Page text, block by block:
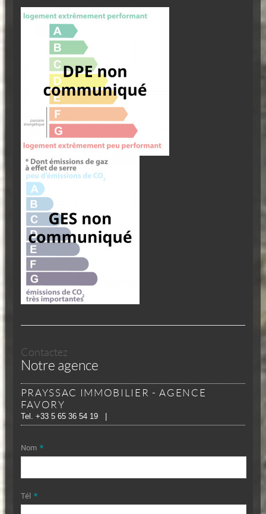
Contactez
Notre agence
PRAYSSAC IMMOBILIER - AGENCE
FAVORY
Tel. +33 5 65 36 54 19|
Nom *
Tél *